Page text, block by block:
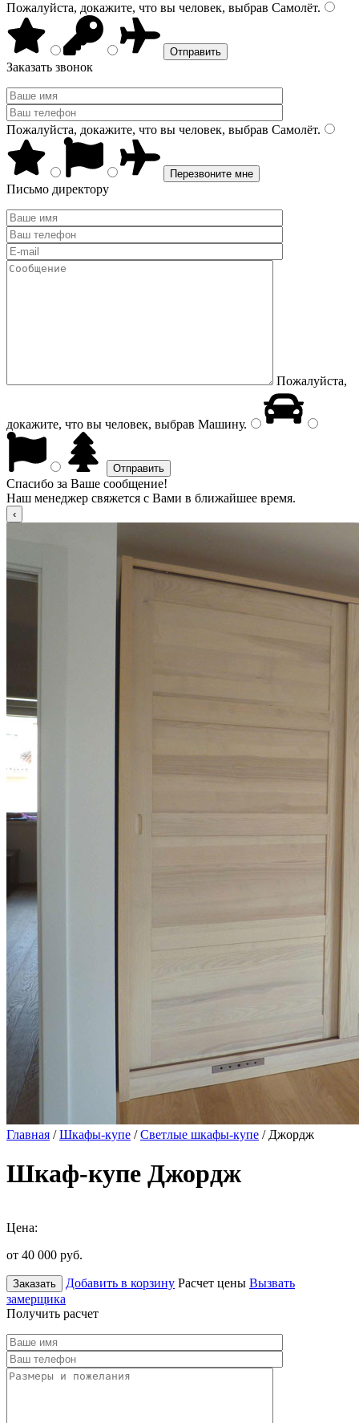
Пожалуйста, докажите, что вы человек, выбрав Самолёт.
Заказать звонок
Пожалуйста, докажите, что вы человек, выбрав Самолёт.
Письмо директору
Пожалуйста,
докажите, что вы человек, выбрав Машину.
Спасибо за Ваше сообщение!
Наш менеджер свяжется с Вами в ближайшее время.
Главная /Шкафы-купе /Светлые шкафы-купе / Джордж
Шкаф-купе Джордж
Цена:
от 40 000 руб.
Заказать Добавить в корзину Расчет цены Вызвать
замерщика
Получить расчет